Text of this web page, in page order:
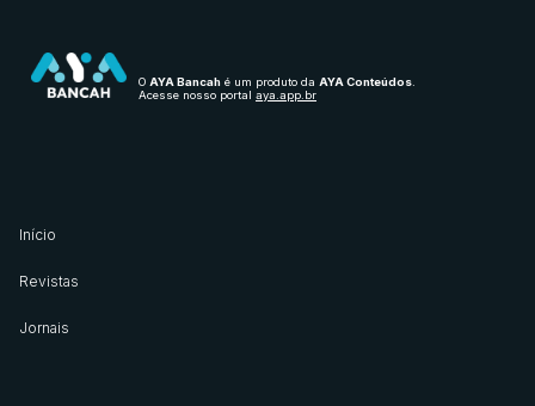
O AYA Bancah é um produto da AYA Conteúdos
Acesse nosso portal aya.app.br
Início
Revistas
Jornais